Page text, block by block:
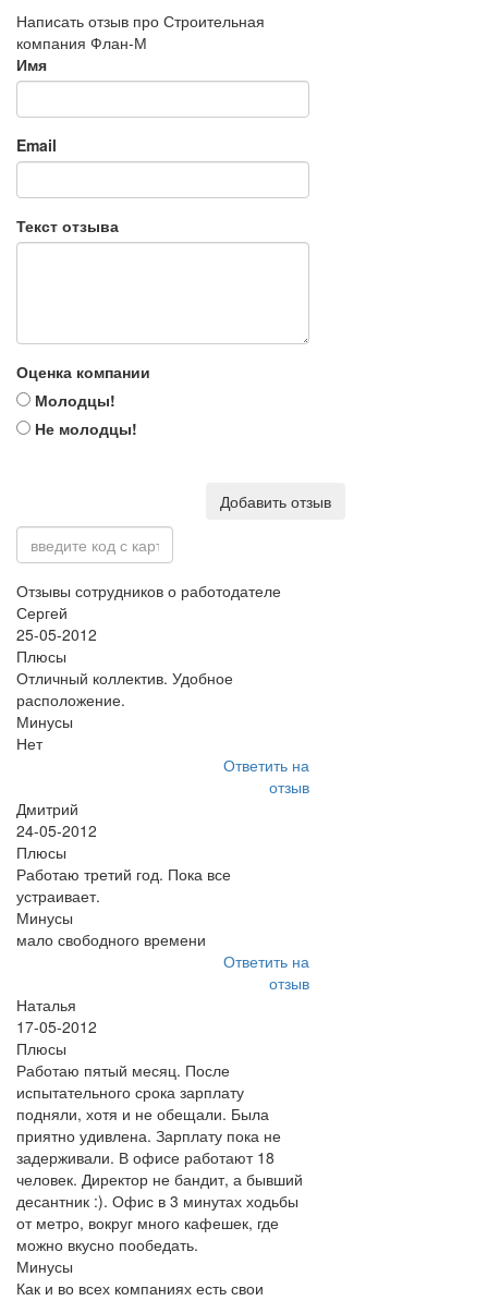
Написать отзыв про Строительная
компания Флан-М
Имя
Email
Текст отзыва
Оценка компании
Молодцы!
Не молодцы!
Добавить отзыв
Отзывы сотрудников о работодателе
Сергей
25-05-2012
Плюсы
Отличный коллектив. Удобное
расположение.
Минусы
Нет
Ответить на
отзыв
Дмитрий
24-05-2012
Плюсы
Работаю третий год. Пока все
устраивает.
Минусы
мало свободного времени
Ответить на
отзыв
Наталья
17-05-2012
Плюсы
Работаю пятый месяц. После
испытательного срока зарплату
подняли, хотя и не обещали. Была
приятно удивлена. Зарплату пока не
задерживали. В офисе работают 18
человек. Директор не бандит, а бывший
десантник :). Офис в 3 минутах ходьбы
от метро, вокруг много кафешек, где
можно вкусно пообедать.
Минусы
Как и во всех компаниях есть свои